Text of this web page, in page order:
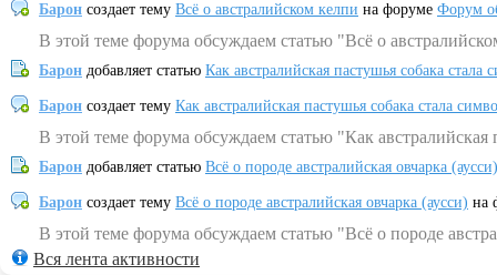
Барон создает тему Всё о австралийском келпи на форуме Форум
В этой теме форума обсуждаем статью "Всё о
Барон добавляет статью Как австралийская пастушья собака
Барон создает тему Как австралийская пастушья собака стала
В этой теме форума обсуждаем статью "Как
Барон добавляет статью Всё о породе австралийская овчарка (аусси)
Барон создает тему Всё о породе австралийская овчарка (аусси) на
В этой теме форума обсуждаем статью "Всё о породе
Вся лента активности